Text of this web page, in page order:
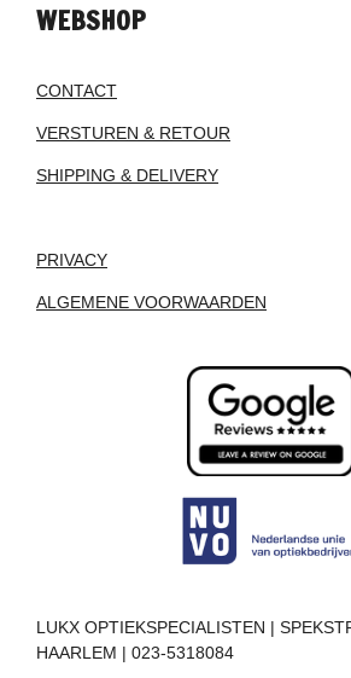
WEBSHOP
CONTACT
VERSTUREN & RETOUR
SHIPPING & DELIVERY
PRIVACY
ALGEMENE VOORWAARDEN
LUKX OPTIEKSPECIALISTEN |
HAARLEM | 023-5318084